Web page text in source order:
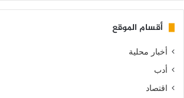
أقسام الموقع
أخبار محلية
أدب
اقتصاد